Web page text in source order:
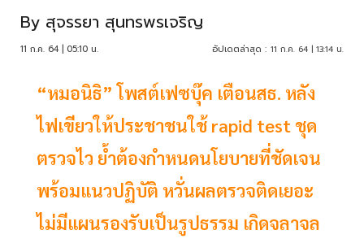
By สุจรรยา สุนทรพรเจริญ
11 ก.ค. 64 | 05:10 น. อัปเดตล่าสุด : 11 ก.ค. 64 | 13:14 น.
“หมอนิธิ” โพสต์เฟซบุ๊ค เตือนสธ. หลัง
ไฟเขียวให้ประชาชนใช้ rapid test ชุด
ตรวจไว ย้ำต้องกำหนดนโยบายที่ชัดเจน
พร้อมแนวปฏิบัติ หวั่นผลตรวจติดเยอะ
ไม่มีแผนรองรับเป็นรูปธรรม เกิดจลาจล